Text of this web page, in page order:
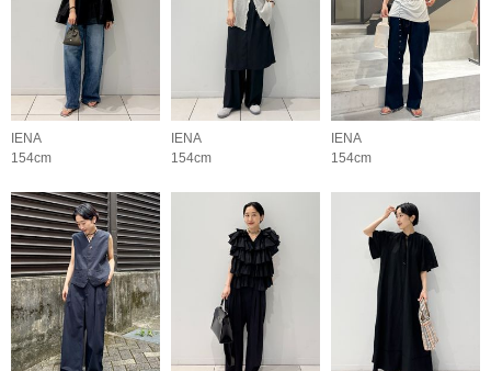
IENA
154cm
IENA
154cm
IENA
154cm